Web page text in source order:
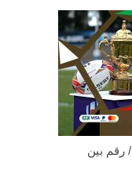
بي ان سبورت الظهر / 52520080 / رقم بين